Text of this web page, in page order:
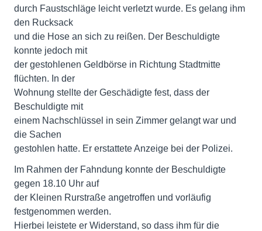
durch Faustschläge leicht verletzt wurde. Es gelang ihm
den Rucksack
und die Hose an sich zu reißen. Der Beschuldigte
konnte jedoch mit
der gestohlenen Geldbörse in Richtung Stadtmitte
flüchten. In der
Wohnung stellte der Geschädigte fest, dass der
Beschuldigte mit
einem Nachschlüssel in sein Zimmer gelangt war und
die Sachen
gestohlen hatte. Er erstattete Anzeige bei der Polizei.
Im Rahmen der Fahndung konnte der Beschuldigte
gegen 18.10 Uhr auf
der Kleinen Rurstraße angetroffen und vorläufig
festgenommen werden.
Hierbei leistete er Widerstand, so dass ihm für die